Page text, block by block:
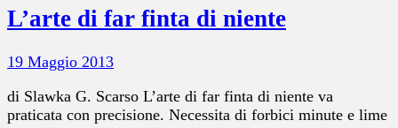
L’arte di far finta di niente
19 Maggio 2013
di Slawka G. Scarso L’arte di far finta di niente va
praticata con precisione. Necessita di forbici minute e lime